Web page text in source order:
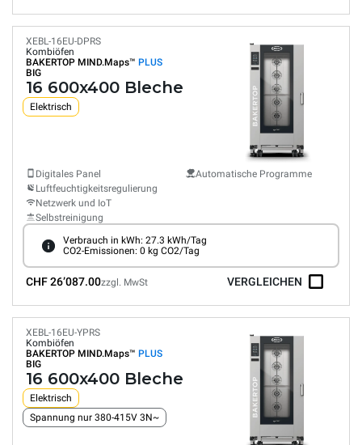
XEBL-16EU-DPRS
Kombiöfen
BAKERTOP MIND.Maps™ PLUS
BIG
16 600x400 Bleche
Elektrisch
Digitales Panel
Luftfeuchtigkeitsregulierung
Netzwerk und IoT
Selbstreinigung
Automatische Programme
Verbrauch in kWh: 27.3 kWh/Tag
CO2-Emissionen: 0 kg CO2/Tag
CHF 26’087.00zzgl. MwSt VERGLEICHEN
XEBL-16EU-YPRS
Kombiöfen
BAKERTOP MIND.Maps™ PLUS
BIG
16 600x400 Bleche
Elektrisch
Spannung nur 380-415V 3N~